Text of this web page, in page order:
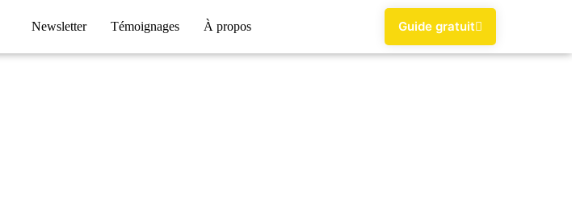
Newsletter Témoignages À propos Guide gratuit